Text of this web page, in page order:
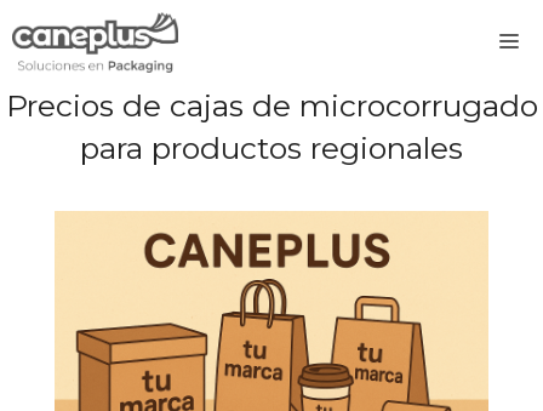
al
Precios de cajas de microcorrugado
para productos regionales